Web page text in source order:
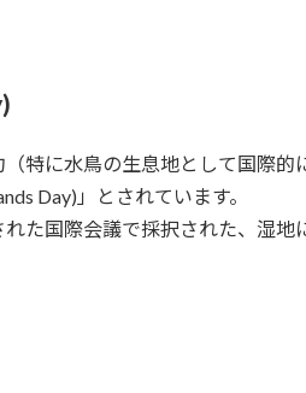
特に水鳥の生息地として国際
Day)」とされています。
た国際会議で採択された、湿